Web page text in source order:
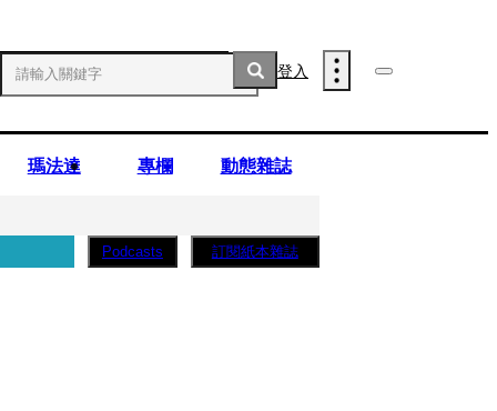
登入
瑪法達 專欄 動態雜誌
Podcasts 訂閱紙本雜誌